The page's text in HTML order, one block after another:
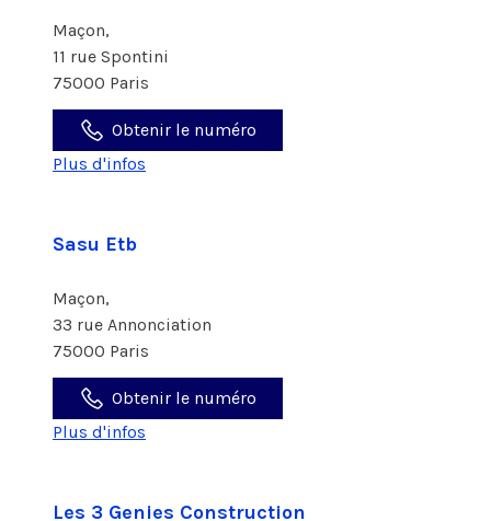
Maçon,
11 rue Spontini
75000 Paris
Obtenir le numéro
Plus d'infos
Sasu Etb
Maçon,
33 rue Annonciation
75000 Paris
Obtenir le numéro
Plus d'infos
Les 3 Genies Construction